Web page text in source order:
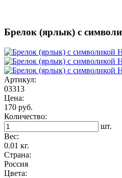
Брелок (ярлык) с
Артикул:
03313
Цена:
170 руб.
Количество:
шт.
Вес:
0.01 кг.
Страна:
Россия
Цвета: